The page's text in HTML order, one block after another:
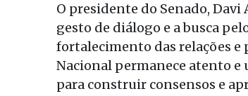
O presidente do Senado,
gesto de diálogo e a busca
fortalecimento das relações e
Nacional permanece atento e
para construir consensos e